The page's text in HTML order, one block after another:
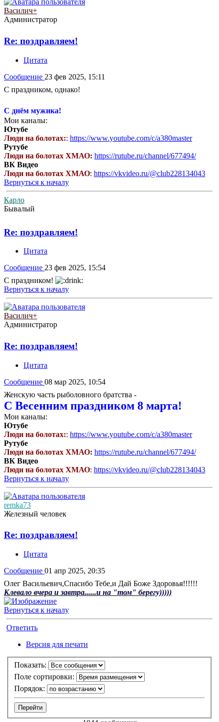
Василич+
Администратор
Re: поздравляем!
Цитата
Сообщение 23 фев 2025, 15:11
С праздником, однако!
С днём мужика!
Мои каналы:
Ютубе
Люди на болотах:: https://www.youtube.com/c/a380master
Рутубе
Люди на болотах ХМАО: https://rutube.ru/channel/677494/
ВК Видео
Люди на болотах ХМАО: https://vkvideo.ru/@club228134043
Вернуться к началу
Карло
Бывалый
Re: поздравляем!
Цитата
Сообщение 23 фев 2025, 15:54
С праздником!
Вернуться к началу
Василич+
Администратор
Re: поздравляем!
Цитата
Сообщение 08 мар 2025, 10:54
Женскую часть рыболовного братства -
С Весенним праздником 8 марта!
Мои каналы:
Ютубе
Люди на болотах:: https://www.youtube.com/c/a380master
Рутубе
Люди на болотах ХМАО: https://rutube.ru/channel/677494/
ВК Видео
Люди на болотах ХМАО: https://vkvideo.ru/@club228134043
Вернуться к началу
remka73
Железный человек
Re: поздравляем!
Цитата
Сообщение 01 апр 2025, 20:35
Олег Васильевич,Спасибо Тебе,и Дай Боже Здоровья!!!!!!
Клевало вчера и завтра......и на "том" берегу)))))
Вернуться к началу
Ответить
Версия для печати
Показать:
Поле сортировки:
Порядок: